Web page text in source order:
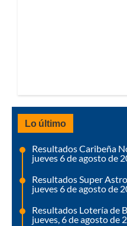
Lo último
Resultados Caribeña
jueves 6 de agosto de
Resultados Super
jueves 6 de agosto de
Resultados Lotería de
jueves, 6 de agosto de